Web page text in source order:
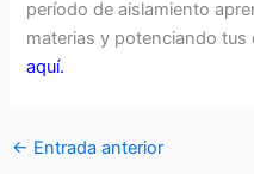
período de aislamiento
materias y potenciando tus
aquí.
← Entrada anterior